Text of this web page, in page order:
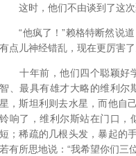
这时，他们不由谈到了这次
“他疯了！”赖格特断然说道
有点儿神经错乱，现在更厉害了
十年前，他们四个聪颖好学
智、最具有雄才大略的维利尔
星，斯坦利则去水星，而他自
铃响了，维利尔斯站在门口，
短；稀疏的几根头发，暴起的
若有所思地说：“我希望你们三